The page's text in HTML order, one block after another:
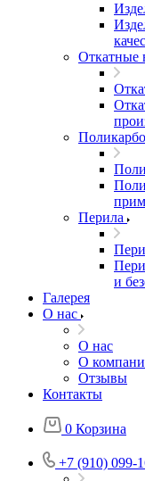
Откатные
Перила
и
Галерея
О нас
О нас
О
Отзывы
Контакты
0 Корзина
+7 (910) 099-